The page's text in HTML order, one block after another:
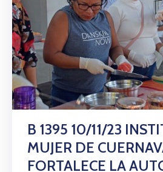
B 1395 10/11/23
MUJER DE
FORTALECE LA